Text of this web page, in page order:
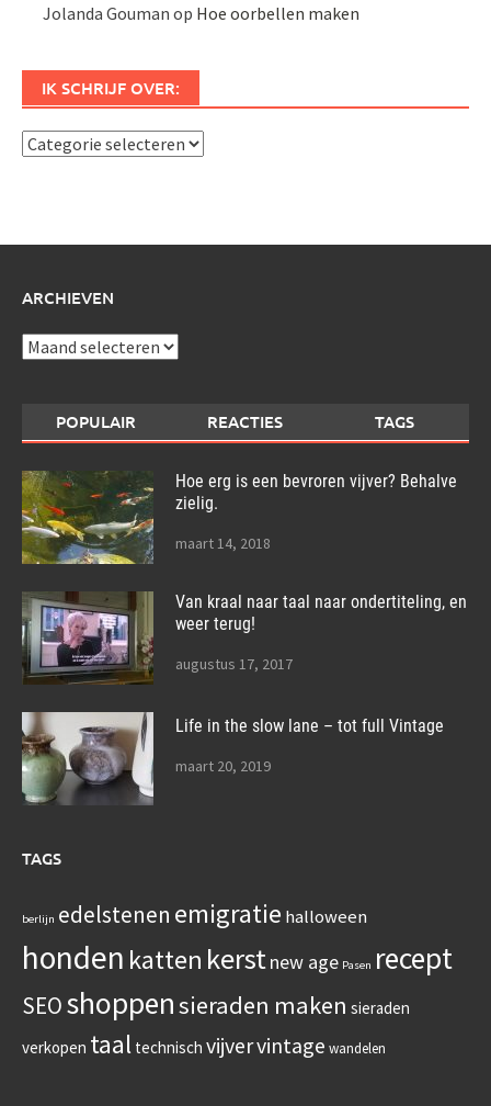
Jolanda Gouman op Hoe oorbellen maken
IK SCHRIJF OVER:
Ik
ARCHIEVEN
Archieven
POPULAIR REACTIES TAGS
Hoe erg is een bevroren vijver? Behalve
zielig.
maart 14, 2018
Van kraal naar taal naar ondertiteling, en
weer terug!
augustus 17, 2017
Life in the slow lane – tot full Vintage
maart 20, 2019
TAGS
berlijn edelstenen emigratie halloween
honden katten kerstnew age Pasen recept
SEOshoppensieraden maken sieraden
verkopen taal technisch vijvervintage wandelen